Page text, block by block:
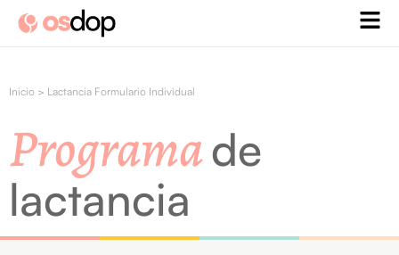
Inicio > Lactancia Formulario Individual
Programade
lactancia